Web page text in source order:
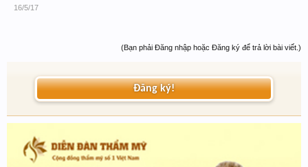
16/5/17
(Bạn phải Đăng nhập hoặc Đăng ký để trả lời bài viết.)
Đăng ký!